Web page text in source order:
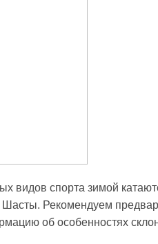
видов спорта зимой
Шасты. Рекомендуем
об особенностях